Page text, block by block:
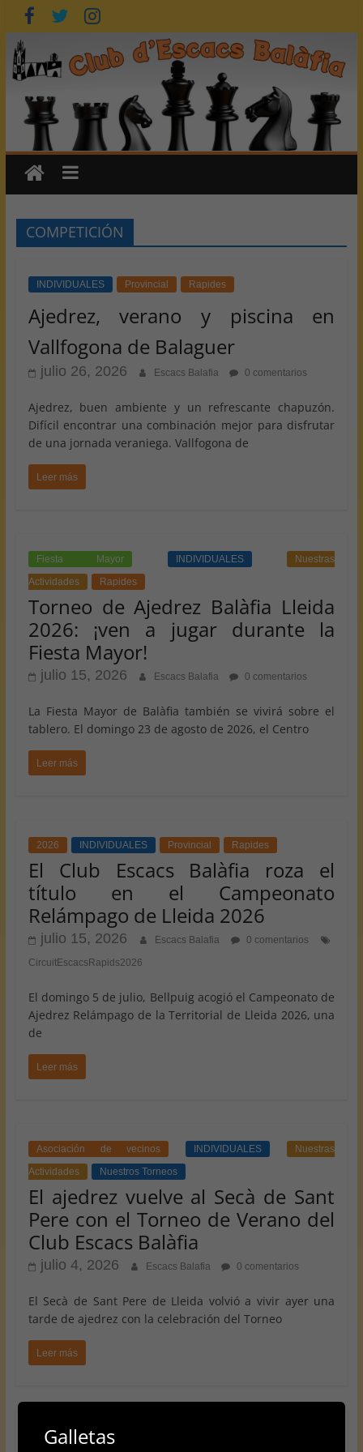
Saltar
al
contenido
COMPETICIÓN
INDIVIDUALES Provincial Rapides
Ajedrez, verano y piscina en
Vallfogona de Balaguer
julio 26, 2026 Escacs Balafia 0 comentarios
Ajedrez, buen ambiente y un refrescante chapuzón.
Difícil encontrar una combinación mejor para disfrutar
de una jornada veraniega. Vallfogona de
Leer más
Fiesta Mayor INDIVIDUALES
Nuestras
Actividades
Rapides
Torneo de Ajedrez Balàfia Lleida
2026: ¡ven a jugar durante la
Fiesta Mayor!
julio 15, 2026 Escacs Balafia 0 comentarios
La Fiesta Mayor de Balàfia también se vivirá sobre el
tablero. El domingo 23 de agosto de 2026, el Centro
Leer más
2026 INDIVIDUALES Provincial Rapides
El Club Escacs Balàfia roza el
título en el Campeonato
Relámpago de Lleida 2026
julio 15, 2026 Escacs Balafia
0 comentarios
CircuitEscacsRapids2026
El domingo 5 de julio, Bellpuig acogió el Campeonato de
Ajedrez Relámpago de la Territorial de Lleida 2026, una
de
Leer más
Asociación de vecinos INDIVIDUALES
Nuestras
Actividades
Nuestros Torneos
El ajedrez vuelve al Secà de Sant
Pere con el Torneo de Verano del
Club Escacs Balàfia
julio 4, 2026 Escacs Balafia 0 comentarios
El Secà de Sant Pere de Lleida volvió a vivir ayer una
tarde de ajedrez con la celebración del Torneo
Leer más
2026 INDIVIDUALES
Galletas